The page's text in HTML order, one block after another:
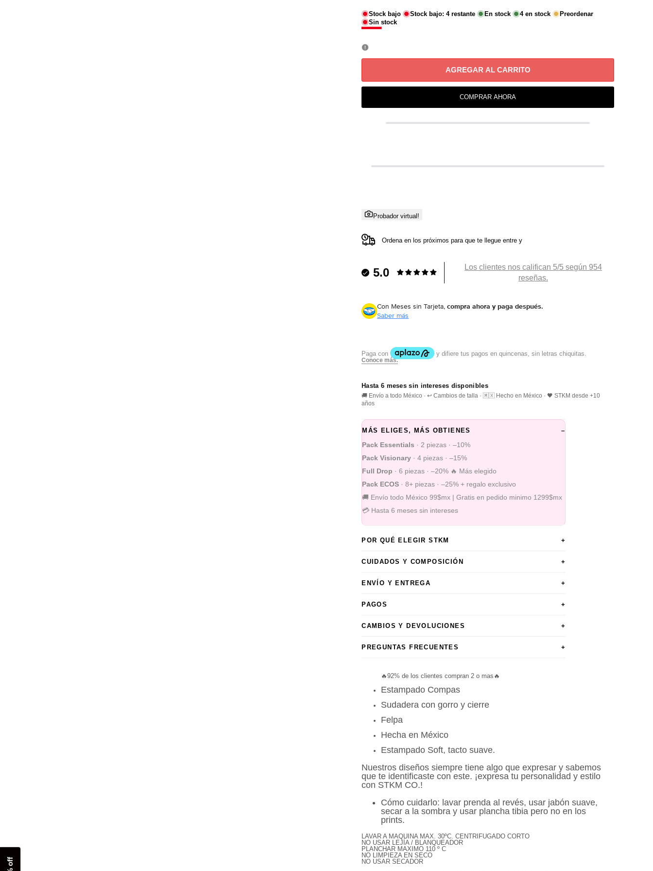
Stock bajo Stock bajo:4restante En stock 4en stock
Preordenar
Sin stock
AGREGAR AL CARRITO
COMPRAR AHORA
Probador virtual!
Ordena en los próximospara que te llegue entrey
5.0
Los clientes nos califican 5/5 según 954
reseñas.
Con Meses sin Tarjeta,compra ahora y paga después.
Saber más
Hasta 6 meses sin intereses disponibles
🚚 Envío a todo México · ↩️ Cambios de talla · 🇲🇽 Hecho en México · 🖤 STKM desde +10
años
MÁS ELIGES, MÁS OBTIENES –
Pack Essentials · 2 piezas · –10%
Pack Visionary · 4 piezas · –15%
Full Drop · 6 piezas · –20% 🔥 Más elegido
Pack ECOS · 8+ piezas · –25% + regalo exclusivo
🚚 Envío todo México 99$mx | Gratis en pedido minimo 1299$mx
💳 Hasta 6 meses sin intereses
POR QUÉ ELEGIR STKM +
CUIDADOS Y COMPOSICIÓN +
ENVÍO Y ENTREGA +
PAGOS +
CAMBIOS Y DEVOLUCIONES +
PREGUNTAS FRECUENTES +
🔥92% de los clientes compran 2 o mas🔥
Estampado Compas
Sudadera con gorro y cierre
Felpa
Hecha en México
Estampado Soft, tacto suave.
Nuestros diseños siempre tiene algo que expresar y sabemos
que te identificaste con este. ¡expresa tu personalidad y estilo
con STKM CO.!
Cómo cuidarlo: lavar prenda al revés, usar jabón suave,
secar a la sombra y usar plancha tibia pero no en los
prints.
LAVAR A MAQUINA MAX. 30ºC. CENTRIFUGADO CORTO
NO USAR LEJÍA / BLANQUEADOR
PLANCHAR MAXIMO 110 º C
NO LIMPIEZA EN SECO
NO USAR SECADOR
Compra ahora y paga a meses sin